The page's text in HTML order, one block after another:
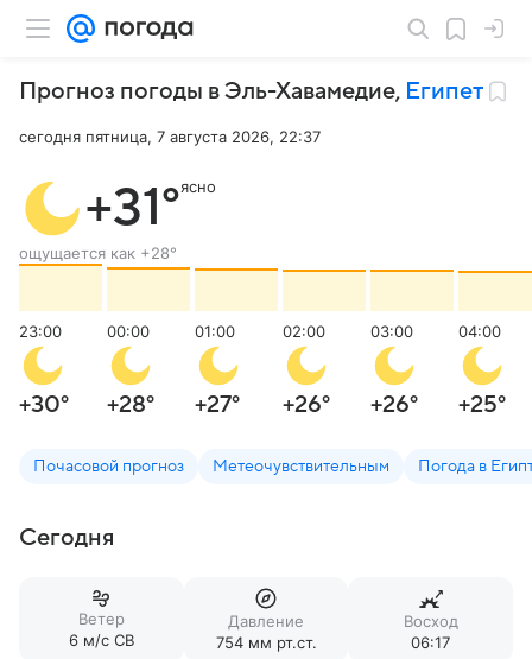
Прогноз погоды в Эль-Хавамедие, Египет
сегодня пятница, 7 августа 2026, 22:37
+31°
ощущается как +28°
ясно
23:00
+30°
00:00
+28°
01:00
+27°
02:00
+26°
03:00
+26°
04:00
+25°
Почасовой прогноз Метеочувствительным Погода в
Сегодня
Ветер
6 м/c СВ
Давление
754 мм рт.ст.
Восход
06:17